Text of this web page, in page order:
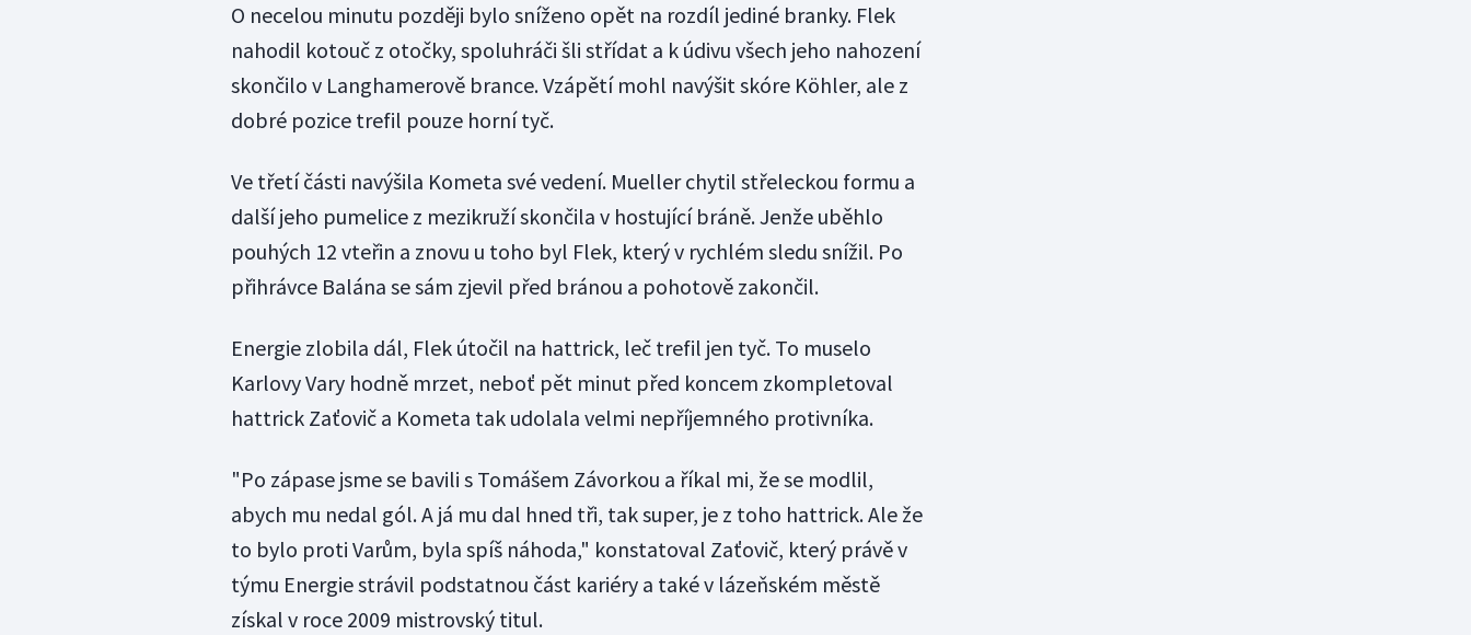
O necelou minutu později bylo sníženo opět na rozdíl jediné branky. Flek
nahodil kotouč z otočky, spoluhráči šli střídat a k údivu všech jeho nahození
skončilo v Langhamerově brance. Vzápětí mohl navýšit skóre Köhler, ale z
dobré pozice trefil pouze horní tyč.
Ve třetí části navýšila Kometa své vedení. Mueller chytil střeleckou formu a
další jeho pumelice z mezikruží skončila v hostující bráně. Jenže uběhlo
pouhých 12 vteřin a znovu u toho byl Flek, který v rychlém sledu snížil. Po
přihrávce Balána se sám zjevil před bránou a pohotově zakončil.
Energie zlobila dál, Flek útočil na hattrick, leč trefil jen tyč. To muselo
Karlovy Vary hodně mrzet, neboť pět minut před koncem zkompletoval
hattrick Zaťovič a Kometa tak udolala velmi nepříjemného protivníka.
"Po zápase jsme se bavili s Tomášem Závorkou a říkal mi, že se modlil,
abych mu nedal gól. A já mu dal hned tři, tak super, je z toho hattrick. Ale že
to bylo proti Varům, byla spíš náhoda," konstatoval Zaťovič, který právě v
týmu Energie strávil podstatnou část kariéry a také v lázeňském městě
získal v roce 2009 mistrovský titul.